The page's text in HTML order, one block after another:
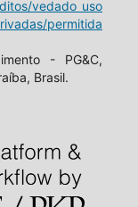
vedado uso
permitida
- PG&C,
Brasil.